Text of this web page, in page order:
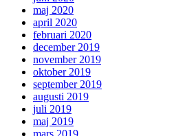
maj 2020
april 2020
februari 2020
december 2019
november 2019
oktober 2019
september 2019
augusti 2019
juli 2019
maj 2019